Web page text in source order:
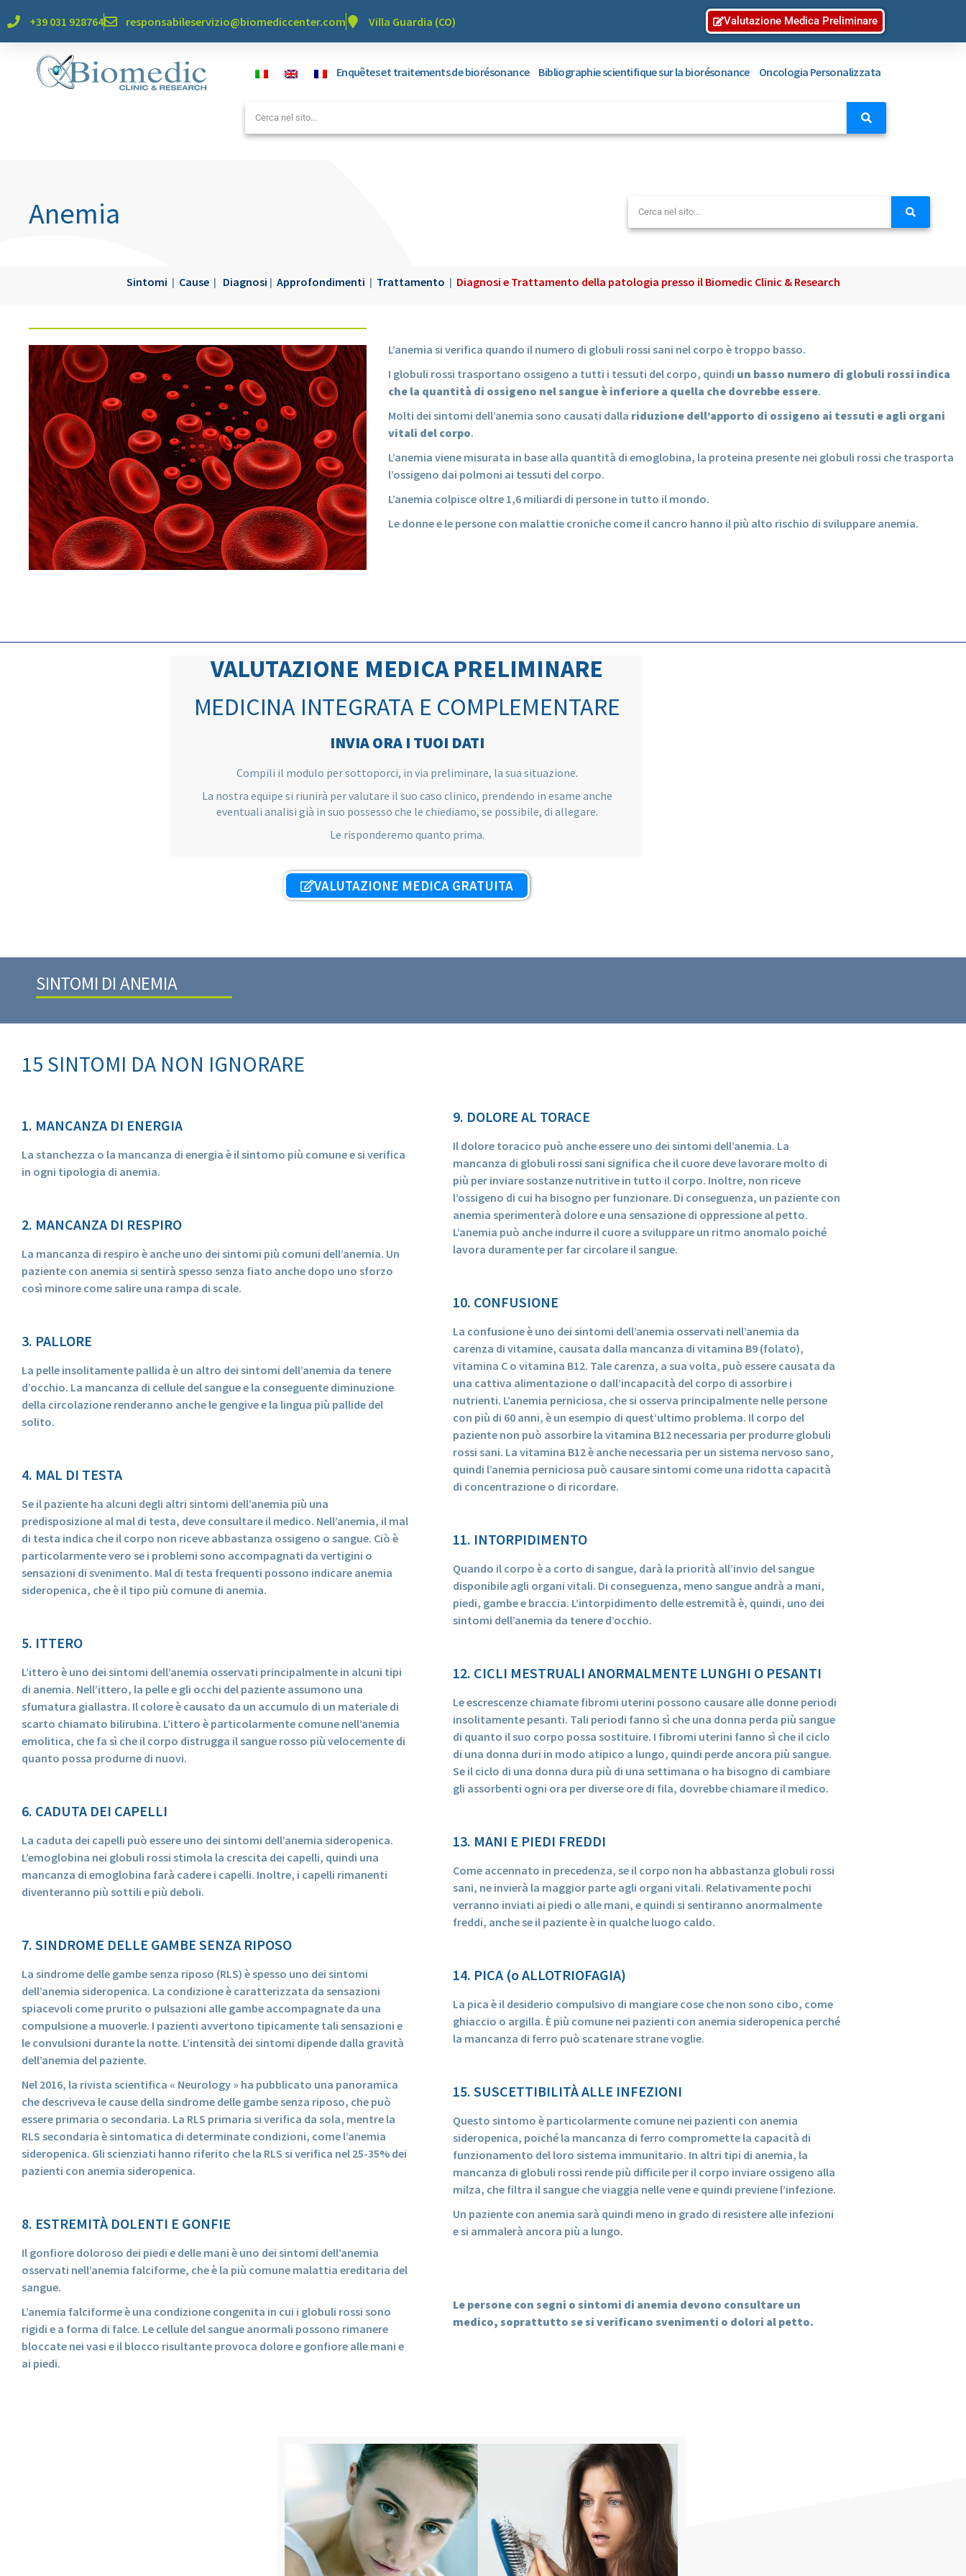
+39 031 928764 responsabileservizio@biomediccenter.com Villa Guardia (CO) Valutazione Medica Preliminare
Enquêtes et traitements de biorésonance Bibliographie scientifique sur la biorésonance Oncologia Personalizzata
Anemia
Sintomi | Cause| Diagnosi | Approfondimenti | Trattamento | Diagnosi e Trattamento della patologia presso il Biomedic Clinic & Research
L’anemia si verifica quando il numero di globuli rossi sani nel corpo è troppo basso.
I globuli rossi trasportano ossigeno a tutti i tessuti del corpo, quindi un basso numero di globuli rossi indica
che la quantità di ossigeno nel sangue è inferiore a quella che dovrebbe essere.
Molti dei sintomi dell’anemia sono causati dalla riduzione dell’apporto di ossigeno ai tessuti e agli organi
vitali del corpo.
L’anemia viene misurata in base alla quantità di emoglobina, la proteina presente nei globuli rossi che trasporta
l’ossigeno dai polmoni ai tessuti del corpo.
L’anemia colpisce oltre 1,6 miliardi di persone in tutto il mondo.
Le donne e le persone con malattie croniche come il cancro hanno il più alto rischio di sviluppare anemia.
VALUTAZIONE MEDICA PRELIMINARE
MEDICINA INTEGRATA E COMPLEMENTARE
INVIA ORA I TUOI DATI
Compili il modulo per sottoporci, in via preliminare, la sua situazione.
La nostra equipe si riunirà per valutare il suo caso clinico, prendendo in esame anche
eventuali analisi già in suo possesso che le chiediamo, se possibile, di allegare.
Le risponderemo quanto prima.
VALUTAZIONE MEDICA GRATUITA
SINTOMI DI ANEMIA
15 SINTOMI DA NON IGNORARE
1. MANCANZA DI ENERGIA
La stanchezza o la mancanza di energia è il sintomo più comune e si verifica
in ogni tipologia di anemia.
2. MANCANZA DI RESPIRO
La mancanza di respiro è anche uno dei sintomi più comuni dell’anemia. Un
paziente con anemia si sentirà spesso senza fiato anche dopo uno sforzo
così minore come salire una rampa di scale.
3. PALLORE
La pelle insolitamente pallida è un altro dei sintomi dell’anemia da tenere
d’occhio. La mancanza di cellule del sangue e la conseguente diminuzione
della circolazione renderanno anche le gengive e la lingua più pallide del
solito.
4. MAL DI TESTA
Se il paziente ha alcuni degli altri sintomi dell’anemia più una
predisposizione al mal di testa, deve consultare il medico. Nell’anemia, il mal
di testa indica che il corpo non riceve abbastanza ossigeno o sangue. Ciò è
particolarmente vero se i problemi sono accompagnati da vertigini o
sensazioni di svenimento. Mal di testa frequenti possono indicare anemia
sideropenica, che è il tipo più comune di anemia.
5. ITTERO
L’ittero è uno dei sintomi dell’anemia osservati principalmente in alcuni tipi
di anemia. Nell’ittero, la pelle e gli occhi del paziente assumono una
sfumatura giallastra. Il colore è causato da un accumulo di un materiale di
scarto chiamato bilirubina. L’ittero è particolarmente comune nell’anemia
emolitica, che fa sì che il corpo distrugga il sangue rosso più velocemente di
quanto possa produrne di nuovi.
6. CADUTA DEI CAPELLI
La caduta dei capelli può essere uno dei sintomi dell’anemia sideropenica.
L’emoglobina nei globuli rossi stimola la crescita dei capelli, quindi una
mancanza di emoglobina farà cadere i capelli. Inoltre, i capelli rimanenti
diventeranno più sottili e più deboli.
7. SINDROME DELLE GAMBE SENZA RIPOSO
La sindrome delle gambe senza riposo (RLS) è spesso uno dei sintomi
dell’anemia sideropenica. La condizione è caratterizzata da sensazioni
spiacevoli come prurito o pulsazioni alle gambe accompagnate da una
compulsione a muoverle. I pazienti avvertono tipicamente tali sensazioni e
le convulsioni durante la notte. L’intensità dei sintomi dipende dalla gravità
dell’anemia del paziente.
Nel 2016, la rivista scientifica « Neurology » ha pubblicato una panoramica
che descriveva le cause della sindrome delle gambe senza riposo, che può
essere primaria o secondaria. La RLS primaria si verifica da sola, mentre la
RLS secondaria è sintomatica di determinate condizioni, come l’anemia
sideropenica. Gli scienziati hanno riferito che la RLS si verifica nel 25-35% dei
pazienti con anemia sideropenica.
8. ESTREMITÀ DOLENTI E GONFIE
Il gonfiore doloroso dei piedi e delle mani è uno dei sintomi dell’anemia
osservati nell’anemia falciforme, che è la più comune malattia ereditaria del
sangue.
L’anemia falciforme è una condizione congenita in cui i globuli rossi sono
rigidi e a forma di falce. Le cellule del sangue anormali possono rimanere
bloccate nei vasi e il blocco risultante provoca dolore e gonfiore alle mani e
ai piedi.
9. DOLORE AL TORACE
Il dolore toracico può anche essere uno dei sintomi dell’anemia. La
mancanza di globuli rossi sani significa che il cuore deve lavorare molto di
più per inviare sostanze nutritive in tutto il corpo. Inoltre, non riceve
l’ossigeno di cui ha bisogno per funzionare. Di conseguenza, un paziente con
anemia sperimenterà dolore e una sensazione di oppressione al petto.
L’anemia può anche indurre il cuore a sviluppare un ritmo anomalo poiché
lavora duramente per far circolare il sangue.
10. CONFUSIONE
La confusione è uno dei sintomi dell’anemia osservati nell’anemia da
carenza di vitamine, causata dalla mancanza di vitamina B9 (folato),
vitamina C o vitamina B12. Tale carenza, a sua volta, può essere causata da
una cattiva alimentazione o dall’incapacità del corpo di assorbire i
nutrienti. L’anemia perniciosa, che si osserva principalmente nelle persone
con più di 60 anni, è un esempio di quest’ultimo problema. Il corpo del
paziente non può assorbire la vitamina B12 necessaria per produrre globuli
rossi sani. La vitamina B12 è anche necessaria per un sistema nervoso sano,
quindi l’anemia perniciosa può causare sintomi come una ridotta capacità
di concentrazione o di ricordare.
11. INTORPIDIMENTO
Quando il corpo è a corto di sangue, darà la priorità all’invio del sangue
disponibile agli organi vitali. Di conseguenza, meno sangue andrà a mani,
piedi, gambe e braccia. L’intorpidimento delle estremità è, quindi, uno dei
sintomi dell’anemia da tenere d’occhio.
12. CICLI MESTRUALI ANORMALMENTE LUNGHI O PESANTI
Le escrescenze chiamate fibromi uterini possono causare alle donne periodi
insolitamente pesanti. Tali periodi fanno sì che una donna perda più sangue
di quanto il suo corpo possa sostituire. I fibromi uterini fanno sì che il ciclo
di una donna duri in modo atipico a lungo, quindi perde ancora più sangue.
Se il ciclo di una donna dura più di una settimana o ha bisogno di cambiare
gli assorbenti ogni ora per diverse ore di fila, dovrebbe chiamare il medico.
13. MANI E PIEDI FREDDI
Come accennato in precedenza, se il corpo non ha abbastanza globuli rossi
sani, ne invierà la maggior parte agli organi vitali. Relativamente pochi
verranno inviati ai piedi o alle mani, e quindi si sentiranno anormalmente
freddi, anche se il paziente è in qualche luogo caldo.
14. PICA (o ALLOTRIOFAGIA)
La pica è il desiderio compulsivo di mangiare cose che non sono cibo, come
ghiaccio o argilla. È più comune nei pazienti con anemia sideropenica perché
la mancanza di ferro può scatenare strane voglie.
15. SUSCETTIBILITÀ ALLE INFEZIONI
Questo sintomo è particolarmente comune nei pazienti con anemia
sideropenica, poiché la mancanza di ferro compromette la capacità di
funzionamento del loro sistema immunitario. In altri tipi di anemia, la
mancanza di globuli rossi rende più difficile per il corpo inviare ossigeno alla
milza, che filtra il sangue che viaggia nelle vene e quindi previene l’infezione.
Un paziente con anemia sarà quindi meno in grado di resistere alle infezioni
e si ammalerà ancora più a lungo.
Le persone con segni o sintomi di anemia devono consultare un
medico, soprattutto se si verificano svenimenti o dolori al petto.